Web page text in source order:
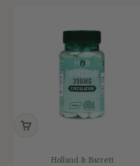
Holland & Barrett